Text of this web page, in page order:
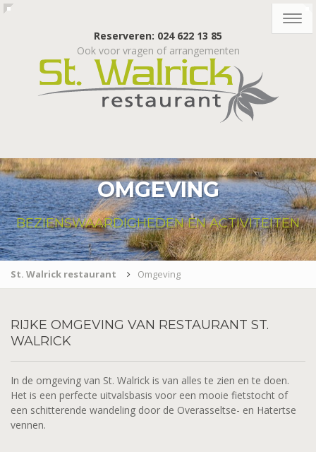
Reserveren: 024 622 13 85
Ook voor vragen of arrangementen
OMGEVING
BEZIENSWAARDIGHEDEN EN ACTIVITEITEN
St. Walrick restaurant Omgeving
RIJKE OMGEVING VAN RESTAURANT ST.
WALRICK
In de omgeving van St. Walrick is van alles te zien en te doen.
Het is een perfecte uitvalsbasis voor een mooie fietstocht of
een schitterende wandeling door de Overasseltse- en Hatertse
vennen.